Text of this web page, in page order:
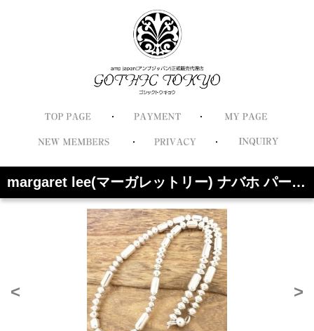
margaret lee(マーガレットリー) ナバホ パール ネックレス シルバー925 チェーン 太め 大きめ パイプビーズ 銀ビーズ シルバービーズ インディアンジュエリー ナバホ族 ハンドメイド ジュエリー シルバーアクセサリー ML-100
< >